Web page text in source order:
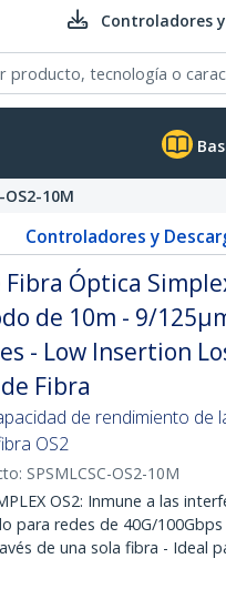
Controladores
OS2-10M
Controladores y
Óptica
de 10m - 9/
- Low Insertion
Fibra
de rendimiento de
OS2
SPSMLCSC-OS2-10M
OS2: Inmune a las
para redes de 40G/
de una sola fibra - Ideal